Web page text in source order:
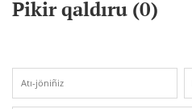
Pikir qaldıru (0)